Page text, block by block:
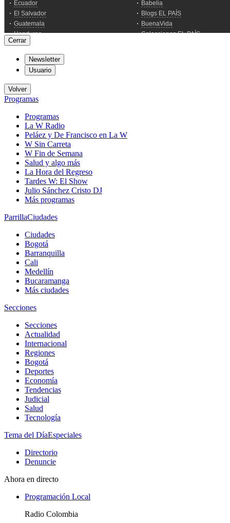
Cerrar
Newsletter
Usuario
Volver
Programas
Programas
La W Radio
Peláez y De Francisco en La W
W Sin Carreta
W Fin de Semana
Salud y algo más
La Hora del Regreso
Tardes W: El Show
Julio Sánchez Cristo DJ
Más programas
ParrillaCiudades
Ciudades
Bogotá
Barranquilla
Cali
Medellín
Bucaramanga
Más ciudades
Secciones
Secciones
Actualidad
Internacional
Regiones
Bogotá
Deportes
Economía
Tendencias
Judicial
Salud
Tecnología
Tema del DíaEspeciales
Directorio
Denuncie
Ahora en directo
Programación Local
Radio Colombia